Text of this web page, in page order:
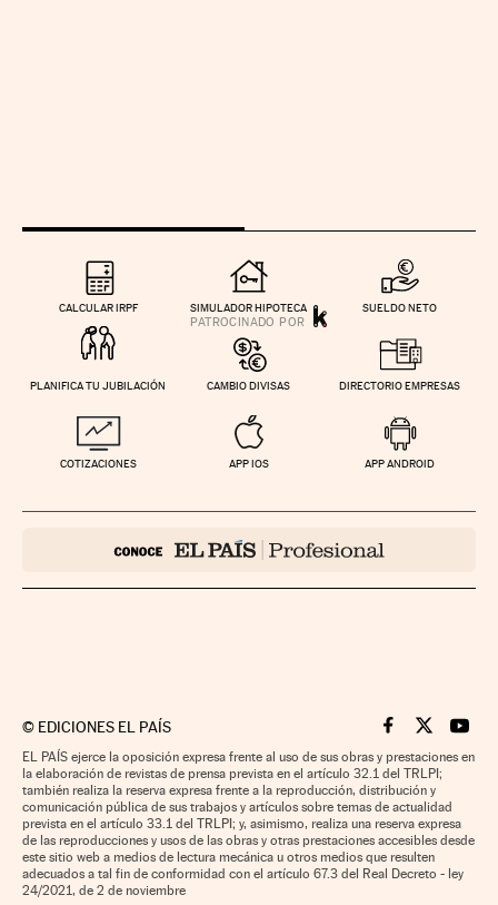
CALCULAR IRPF SIMULADOR HIPOTECA SUELDO NETO
PLANIFICA TU JUBILACIÓN CAMBIO DIVISAS DIRECTORIO EMPRESAS
COTIZACIONES APP IOS APP ANDROID
© EDICIONES EL PAÍS Cinco Días en
Cinco Días
Cinco
EL PAÍS ejerce la oposición expresa frente al uso de sus obras y prestaciones en
la elaboración de revistas de prensa prevista en el artículo 32.1 del TRLPI;
también realiza la reserva expresa frente a la reproducción, distribución y
comunicación pública de sus trabajos y artículos sobre temas de actualidad
prevista en el artículo 33.1 del TRLPI; y, asimismo, realiza una reserva expresa
de las reproducciones y usos de las obras y otras prestaciones accesibles desde
este sitio web a medios de lectura mecánica u otros medios que resulten
adecuados a tal fin de conformidad con el artículo 67.3 del Real Decreto - ley
24/2021, de 2 de noviembre